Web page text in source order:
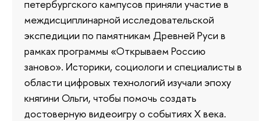
петербургского кампусов приняли участие в
междисциплинарной исследовательской
экспедиции по памятникам Древней Руси в
рамках программы «Открываем Россию
заново». Историки, социологи и специалисты в
области цифровых технологий изучали эпоху
княгини Ольги, чтобы помочь создать
достоверную видеоигру о событиях X века.